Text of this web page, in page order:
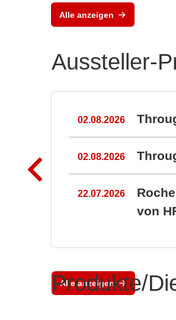
MLX90513 induktiver
Positionssensor
Alle anzeigen
Aussteller-
02.08.2026
02.08.2026
22.07.2026
von
Alle anzeigen
Produkte/